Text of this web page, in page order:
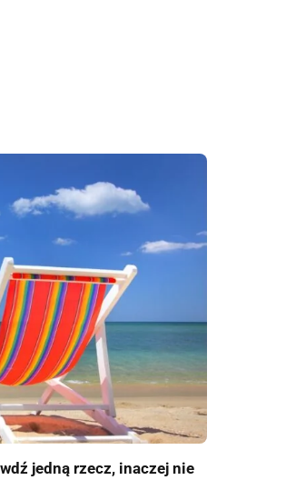
jedną rzecz, inaczej nie